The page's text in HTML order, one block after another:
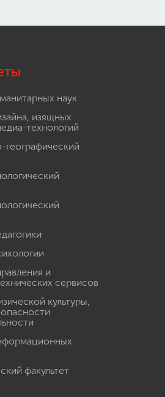
наук
изящных
технологий
географический
и
сервисов
культуры,
факультет